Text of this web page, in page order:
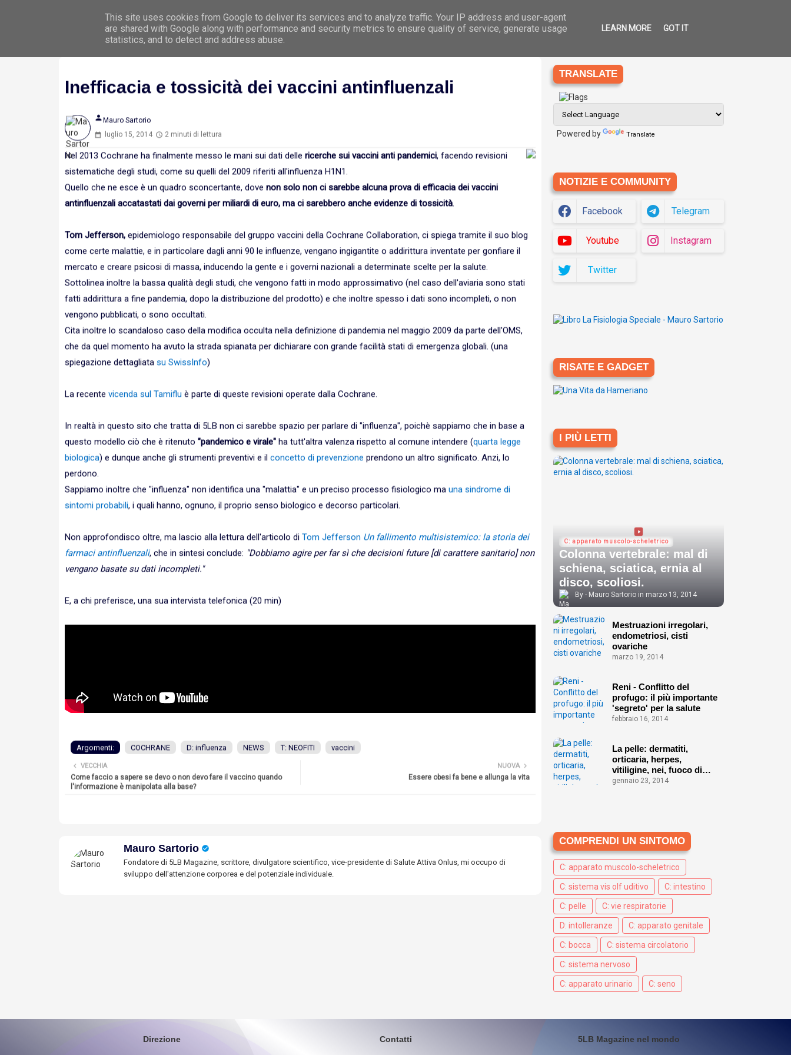
Home Premessa Argomenti Le 5 Leggi Biologiche Eziologia Siti
Inefficacia e tossicità dei vaccini antinfluenzali
person Mauro Sartorio
luglio 15, 2014
2 minuti di lettura
Nel 2013 Cochrane ha finalmente messo le mani sui dati delle ricerche sui vaccini anti pandemici, facendo revisioni
sistematiche degli studi, come su quelli del 2009 riferiti all'influenza H1N1.
Quello che ne esce è un quadro sconcertante, dove non solo non ci sarebbe alcuna prova di efficacia dei vaccini
antinfluenzali accatastati dai governi per miliardi di euro, ma ci sarebbero anche evidenze di tossicità.
Tom Jefferson,epidemiologo responsabile del gruppo vaccini della Cochrane Collaboration, ci spiega tramite il suo blog
come certe malattie, e in particolare dagli anni 90 le influenze, vengano ingigantite o addirittura inventate per gonfiare il
mercato e creare psicosi di massa, inducendo la gente e i governi nazionali a determinate scelte per la salute.
Sottolinea inoltre la bassa qualità degli studi, che vengono fatti in modo approssimativo (nel caso dell'aviaria sono stati
fatti addirittura a fine pandemia, dopo la distribuzione del prodotto) e che inoltre spesso i dati sono incompleti, o non
vengono pubblicati, o sono occultati.
Cita inoltre lo scandaloso caso della modifica occulta nella definizione di pandemia nel maggio 2009 da parte dell'OMS,
che da quel momento ha avuto la strada spianata per dichiarare con grande facilità stati di emergenza globali. (una
spiegazione dettagliata su SwissInfo)
La recente vicenda sul Tamiflu è parte di queste revisioni operate dalla Cochrane.
In realtà in questo sito che tratta di 5LB non ci sarebbe spazio per parlare di "influenza", poichè sappiamo che in base a
questo modello ciò che è ritenuto "pandemico e virale"ha tutt'altra valenza rispetto al comune intendere (quarta legge
biologica) e dunque anche gli strumenti preventivi e il concetto di prevenzione prendono un altro significato. Anzi, lo
perdono.
Sappiamo inoltre che "influenza" non identifica una "malattia" e un preciso processo fisiologico ma una sindrome di
sintomi probabili, i quali hanno, ognuno, il proprio senso biologico e decorso particolari.
Non approfondisco oltre, ma lascio alla lettura dell'articolo di Tom Jefferson Un fallimento multisistemico: la storia dei
farmaci antinfluenzali, che in sintesi conclude: "Dobbiamo agire per far sì che decisioni future [di carattere sanitario] non
vengano basate su dati incompleti."
E, a chi preferisce, una sua intervista telefonica (20 min)
Argomenti: COCHRANE D: influenza NEWS T: NEOFITI vaccini
NUOVA
Essere obesi fa bene e allunga la vita
VECCHIA
Come faccio a sapere se devo o non devo fare il vaccino quando
l'informazione è manipolata alla base?
Mauro Sartorio
Fondatore di 5LB Magazine, scrittore, divulgatore scientifico, vice-presidente di Salute Attiva Onlus, mi occupo di
sviluppo dell'attenzione corporea e del potenziale individuale.
TRANSLATE
Powered by Translate
NOTIZIE E COMMUNITY
Facebook Telegram
Youtube Instagram
Twitter
RISATE E GADGET
I PIÙ LETTI
C: apparato muscolo-scheletrico
Colonna vertebrale: mal di
schiena, sciatica, ernia al
disco, scoliosi.
Mauro Sartorio marzo 13, 2014
Mestruazioni irregolari,
endometriosi, cisti
ovariche
marzo 19, 2014
Reni - Conflitto del
profugo: il più importante
'segreto' per la salute
febbraio 16, 2014
La pelle: dermatiti,
orticaria, herpes,
vitiligine, nei, fuoco di
Sant'Antonio ecc.
gennaio 23, 2014
COMPRENDI UN SINTOMO
C: apparato muscolo-scheletrico
C: sistema vis olf uditivo C: intestino
C: pelle C: vie respiratorie
D: intolleranze C: apparato genitale
C: bocca C: sistema circolatorio
C: sistema nervoso
C: apparato urinario C: seno
Direzione Contatti 5LB Magazine nel mondo
This site uses cookies from Google to deliver its services and to analyze traffic. Your IP address and user-agent
are shared with Google along with performance and security metrics to ensure quality of service, generate usage
statistics, and to detect and address abuse.
LEARN MORE GOT IT